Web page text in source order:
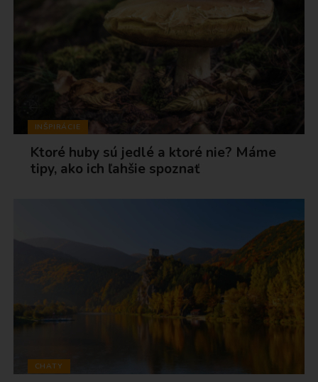
INŠPIRÁCIE
Ktoré huby sú jedlé a ktoré nie? Máme
tipy, ako ich ľahšie spoznať
CHATY